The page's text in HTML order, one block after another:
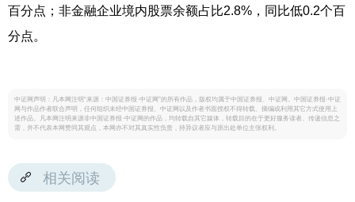
百分点；非金融企业境内股票余额占比2.8%，同比低0.2个百
分点。
中证网声明：凡本网注明“来源：中国证券报·中证网”的所有作品，版权均属于中国证券报、中证网。中国证券报·中证
网与作品作者联合声明，任何组织未经中国证券报、中证网以及作者书面授权不得转载、摘编或利用其它方式使用上
述作品。凡本网注明来源非中国证券报·中证网的作品，均转载自其它媒体，转载目的在于更好服务读者、传递信息之
需，并不代表本网赞同其观点，本网亦不对其真实性负责，持异议者应与原出处单位主张权利。
相关阅读